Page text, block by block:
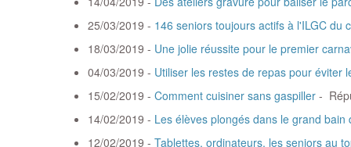
25/03/2019 - 146 seniors toujours actifs à l'ILGC du
18/03/2019 - Une jolie réussite pour le premier
04/03/2019 - Utiliser les restes de repas pour éviter
15/02/2019 - Comment cuisiner sans gaspiller -
14/02/2019 - Les élèves plongés dans le grand bain
12/02/2019 - Tablettes, ordinateurs, les seniors au